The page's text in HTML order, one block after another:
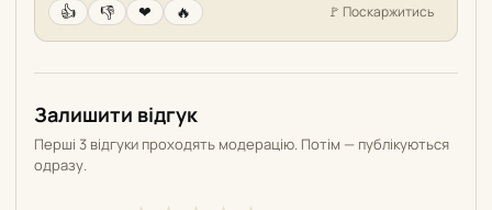
👍
👎 ❤ 🔥 🚩 Поскаржитись
Залишити відгук
Перші 3 відгуки проходять модерацію. Потім — публікуються
одразу.